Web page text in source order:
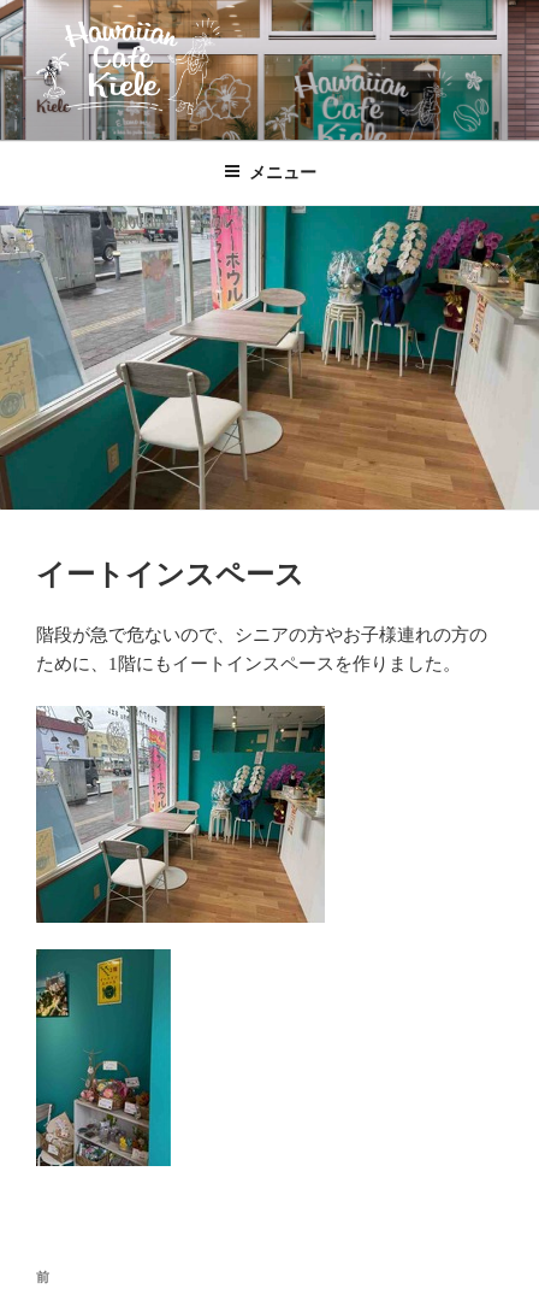
コ
ン
テ
ン
ツ
キ
ッ
HAWAIIAN CAFE KIELE
北本駅東口、徒歩２分のハワイ!!
メニュー
イートインスペース
階段が急で危ないので、シニアの方やお子様連れの方の
ために、1階にもイートインスペースを作りました。
投
前
前